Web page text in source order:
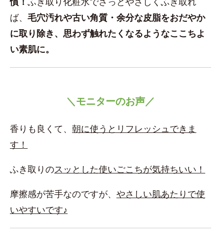
ば、 毛穴汚れや古い角質・余分な皮脂をおだやか
に取り除き、思わず触れたくなるようなここちよ
い素肌に。
＼モニターのお声／
香りも良くて、 朝に使うとリフレッシュできま
す！
ふき取りのスッとした使いごこちが気持ちいい！
摩擦感が苦手なのですが、 やさしい肌あたりで使
いやすいです♪